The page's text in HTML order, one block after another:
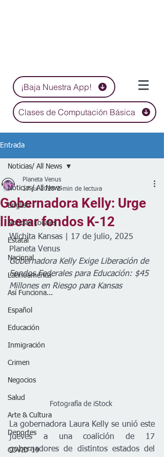
¡Baja Nuestra App!
Clases de Computación Básica
Entrada
Noticias/ All News
English
Noticias Locales
Estatal
Nacional
Latinoamérica
Así Funciona...
Español
Educación
Inmigración
Crimen
Negocios
Salud
Arte & Cultura
Deportes
COVID-19
Noticias/ All News
Gobernadora Kelly: Urge
liberar fondos K-12
Planeta Venus
17 jul 2025 2 min de lectura
Wichita Kansas | 17 de julio, 2025
Planeta Venus
Gobernadora Kelly Exige Liberación de
Fondos Federales para Educación: $45
Millones en Riesgo para Kansas
Fotografía de iStock
La gobernadora Laura Kelly se unió este
jueves a una coalición de 17
gobernadores de distintos estados del